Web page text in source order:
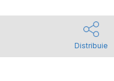
Distribuie